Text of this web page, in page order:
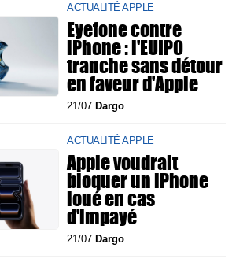
ACTUALITÉ APPLE
Eyefone contre
iPhone : l'EUIPO
tranche sans détour
en faveur d'Apple
21/07Dargo
ACTUALITÉ APPLE
Apple voudrait
bloquer un iPhone
loué en cas
d'impayé
21/07Dargo